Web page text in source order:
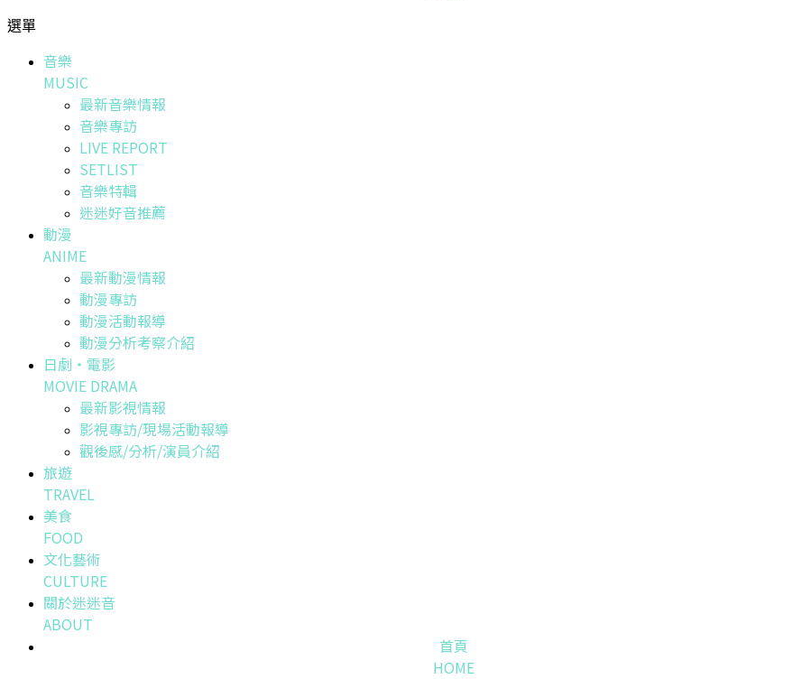
選單
音樂
MUSIC
最新音樂情報
音樂專訪
LIVE REPORT
SETLIST
音樂特輯
迷迷好音推薦
動漫
ANIME
最新動漫情報
動漫專訪
動漫活動報導
動漫分析考察介紹
日劇・電影
MOVIE DRAMA
最新影視情報
影視專訪/現場活動報導
觀後感/分析/演員介紹
旅遊
TRAVEL
美食
FOOD
文化藝術
CULTURE
關於迷迷音
ABOUT
首頁
HOME